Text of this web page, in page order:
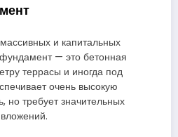
и капитальных
— это бетонная
террасы и иногда под
очень высокую
но требует значительных